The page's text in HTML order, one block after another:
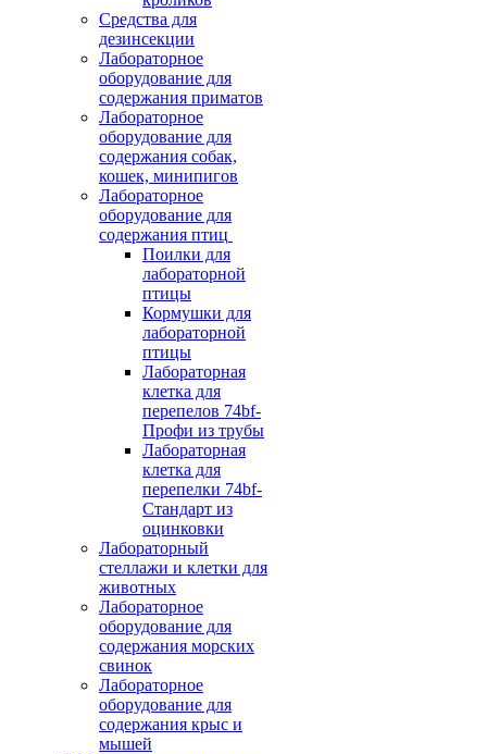
Средства для
дезинсекции
Лабораторное
оборудование для
содержания приматов
Лабораторное
оборудование для
содержания собак,
кошек, минипигов
Лабораторное
оборудование для
содержания птиц
Поилки для
лабораторной
птицы
Кормушки для
лабораторной
птицы
Лабораторная
клетка для
перепелов 74bf-
Профи из трубы
Лабораторная
клетка для
перепелки 74bf-
Стандарт из
оцинковки
Лабораторный
стеллажи и клетки для
животных
Лабораторное
оборудование для
содержания морских
свинок
Лабораторное
оборудование для
содержания крыс и
мышей